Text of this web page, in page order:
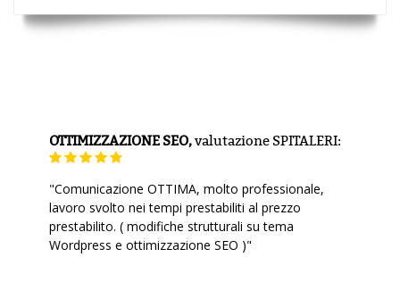
OTTIMIZZAZIONE SEO,valutazioneSPITALERI:
"Comunicazione OTTIMA, molto professionale,
lavoro svolto nei tempi prestabiliti al prezzo
prestabilito. ( modifiche strutturali su tema
Wordpress e ottimizzazione SEO )"